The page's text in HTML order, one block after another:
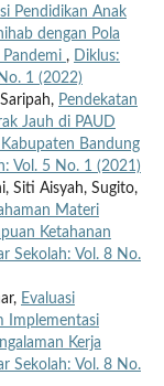
Pendidikan Anak
dengan Pola
, Diklus:
1 (2022)
Pendekatan
Jauh di PAUD
Bandung
Vol. 5 No. 1 (2021)
Siti Aisyah, Sugito,
Materi
Ketahanan
Sekolah: Vol. 8 No.
Evaluasi
Implementasi
Kerja
Sekolah: Vol. 8 No.